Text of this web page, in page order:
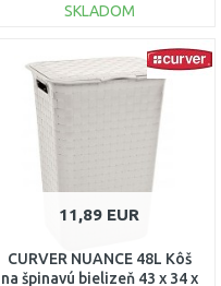
SKLADOM
DO KOŠÍKA
11,89 EUR
CURVER NUANCE 48L Kôš
na špinavú bielizeň 43 x 34 x